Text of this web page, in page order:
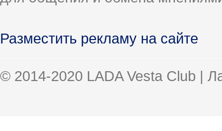
Разместить рекламу на сайте
© 2014-2020 LADA Vesta Club |